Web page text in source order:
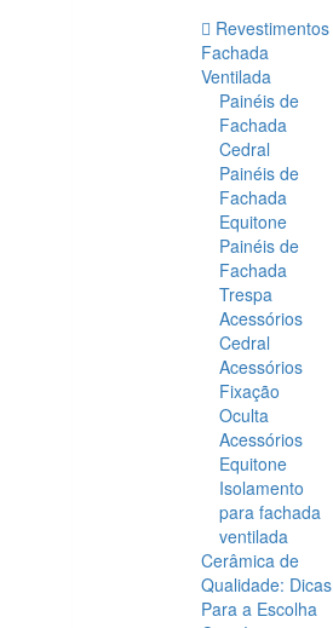
Revestimentos
Fachada
Ventilada
Painéis de
Fachada
Cedral
Painéis de
Fachada
Equitone
Painéis de
Fachada
Trespa
Acessórios
Cedral
Acessórios
Fixação
Oculta
Acessórios
Equitone
Isolamento
para fachada
ventilada
Cerâmica de
Qualidade: Dicas
Para a Escolha